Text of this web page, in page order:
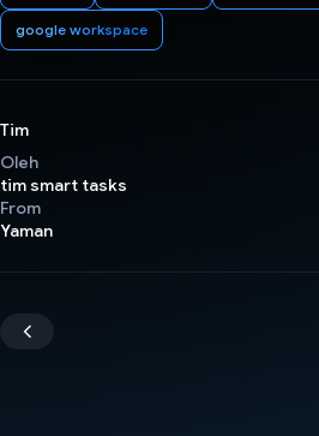
google workspace
Tim
Oleh
tim smart tasks
From
Yaman